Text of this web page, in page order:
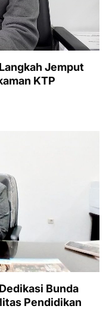
Jemput
KTP
Bunda
Pendidikan